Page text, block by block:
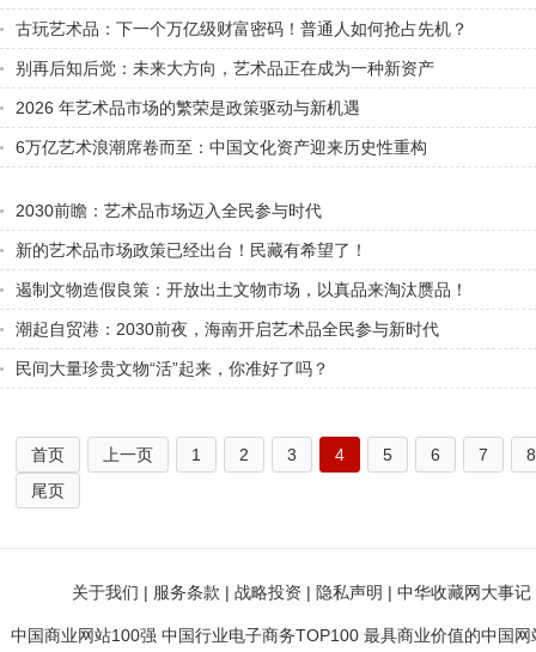
古玩艺术品：下一个万亿级财富密码！普通人如何抢占先机？
别再后知后觉：未来大方向，艺术品正在成为一种新资产
2026 年艺术品市场的繁荣是政策驱动与新机遇
6万亿艺术浪潮席卷而至：中国文化资产迎来历史性重构
2030前瞻：艺术品市场迈入全民参与时代
新的艺术品市场政策已经出台！民藏有希望了！
遏制文物造假良策：开放出土文物市场，以真品来淘汰赝品！
潮起自贸港：2030前夜，海南开启艺术品全民参与新时代
民间大量珍贵文物“活”起来，你准好了吗？
首页 上一页 1 2 3 4 5 6 7
8
尾页
关于我们 | 服务条款 | 战略投资 | 隐私声明 | 中华收藏网大事记
中国商业网站100强 中国行业电子商务TOP100 最具商业价值的中国